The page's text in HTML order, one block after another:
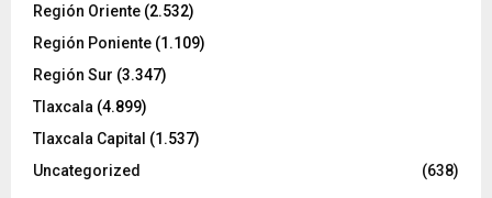
Región Oriente (2.532)
Región Poniente (1.109)
Región Sur (3.347)
Tlaxcala (4.899)
Tlaxcala Capital (1.537)
Uncategorized
(638)